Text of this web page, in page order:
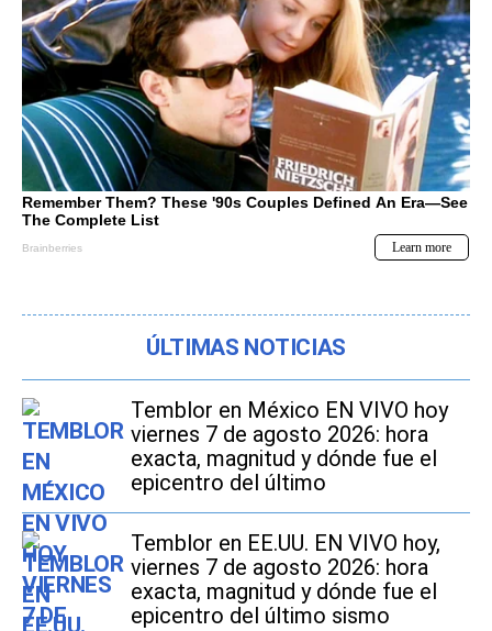
ÚLTIMAS NOTICIAS
Temblor en México EN VIVO hoy
viernes 7 de agosto 2026: hora
exacta, magnitud y dónde fue el
epicentro del último
Temblor en EE.UU. EN VIVO hoy,
viernes 7 de agosto 2026: hora
exacta, magnitud y dónde fue el
epicentro del último sismo